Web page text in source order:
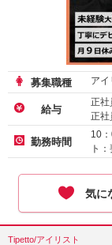
募集職種 アイ
給与
正社
正社
アル
勤務時間
10
ト
気に
Tipetto/アイリスト